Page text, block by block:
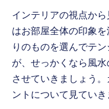
インテリアの視点か
はお部屋全体の印象
りのものを選んでテ
が、せっかくなら風
させていきましょう
ントについて見ていき